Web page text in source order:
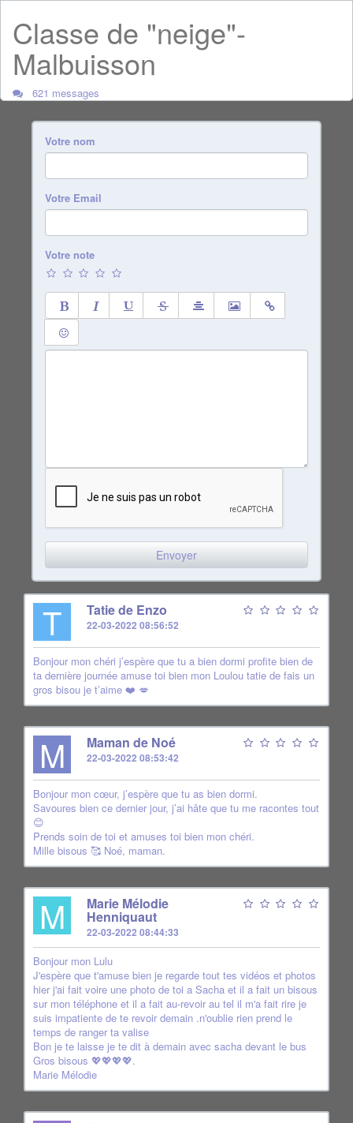
Classe de "neige"-
Malbuisson
621 messages
Votre nom
Votre Email
Votre note
T Tatie de Enzo
22-03-2022 08:56:52
Bonjour mon chéri j’espère que tu a bien dormi profite bien de
ta dernière journée amuse toi bien mon Loulou tatie de fais un
gros bisou je t’aime ❤️ 💋
M Maman de Noé
22-03-2022 08:53:42
Bonjour mon cœur, j’espère que tu as bien dormi.
Savoures bien ce dernier jour, j’ai hâte que tu me racontes tout
😊
Prends soin de toi et amuses toi bien mon chéri.
Mille bisous 🥰 Noé, maman.
M Marie Mélodie
Henniquaut
22-03-2022 08:44:33
Bonjour mon Lulu
J'espère que t'amuse bien je regarde tout tes vidéos et photos
hier j'ai fait voire une photo de toi a Sacha et il a fait un bisous
sur mon téléphone et il a fait au-revoir au tel il m'a fait rire je
suis impatiente de te revoir demain .n'oublie rien prend le
temps de ranger ta valise
Bon je te laisse je te dit à demain avec sacha devant le bus
Gros bisous 💖💖💖💖.
Marie Mélodie